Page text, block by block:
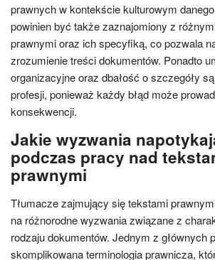
prawnych w kontekście kulturowym
powinien być także zaznajomiony z
prawnymi oraz ich specyfiką, co pozwala
zrozumienie treści dokumentów. Ponadto
organizacyjne oraz dbałość o szczegóły
profesji, ponieważ każdy błąd może
konsekwencji.
Jakie wyzwania
podczas pracy nad
prawnymi
Tłumacze zajmujący się tekstami
na różnorodne wyzwania związane z
rodzaju dokumentów. Jednym z głównych
skomplikowana terminologia prawnicza,